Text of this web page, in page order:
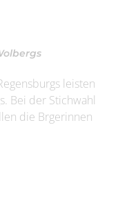
leisten
Bei der Stichwahl
die Brgerinnen